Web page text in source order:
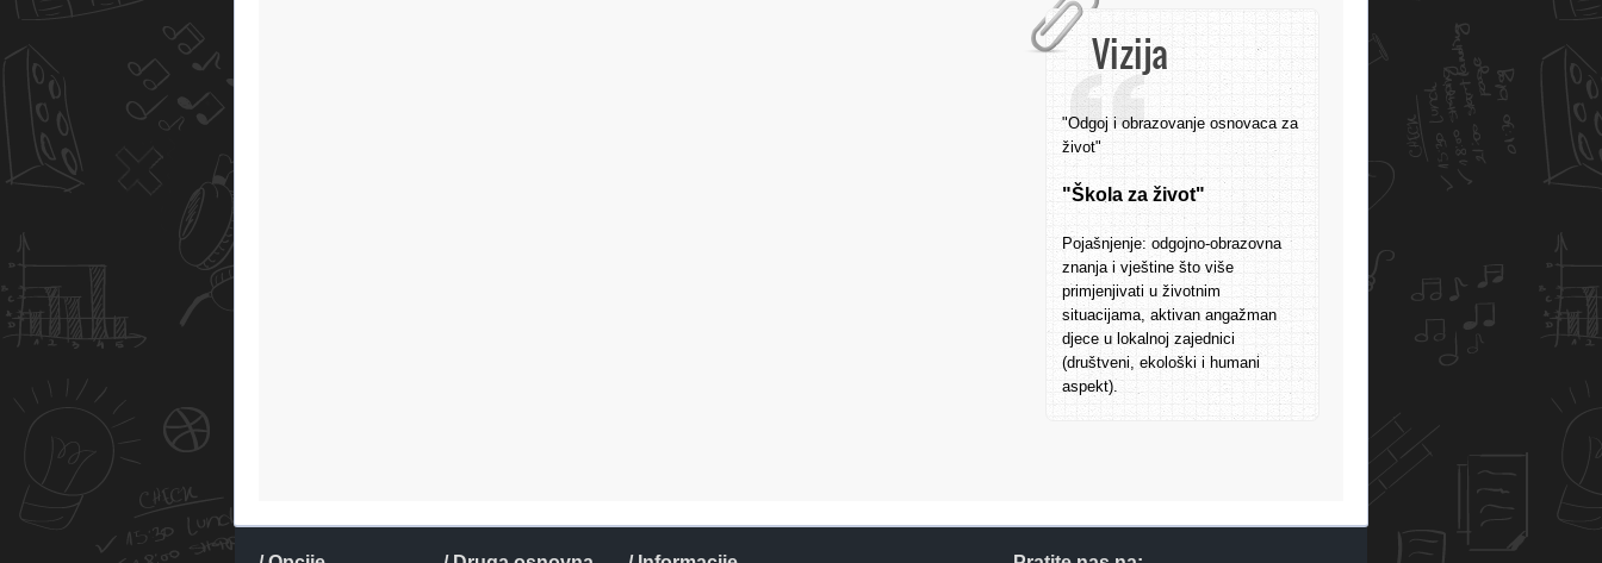
Vizija
"Odgoj i obrazovanje osnovaca za
život"
"Škola za život"
Pojašnjenje: odgojno-obrazovna
znanja i vještine što više
primjenjivati u životnim
situacijama, aktivan angažman
djece u lokalnoj zajednici
(društveni, ekološki i humani
aspekt).